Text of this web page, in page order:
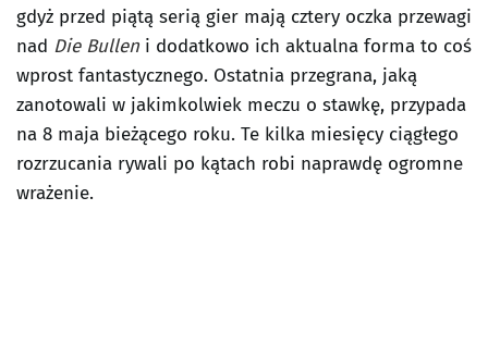
gdyż przed piątą serią gier mają cztery oczka przewagi
nad Die Bullen i dodatkowo ich aktualna forma to coś
wprost fantastycznego. Ostatnia przegrana, jaką
zanotowali w jakimkolwiek meczu o stawkę, przypada
na 8 maja bieżącego roku. Te kilka miesięcy ciągłego
rozrzucania rywali po kątach robi naprawdę ogromne
wrażenie.